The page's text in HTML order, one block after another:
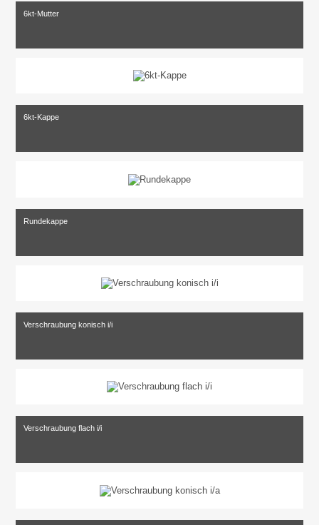
6kt-Mutter
6kt-Kappe
Rundekappe
Verschraubung konisch i/i
Verschraubung flach i/i